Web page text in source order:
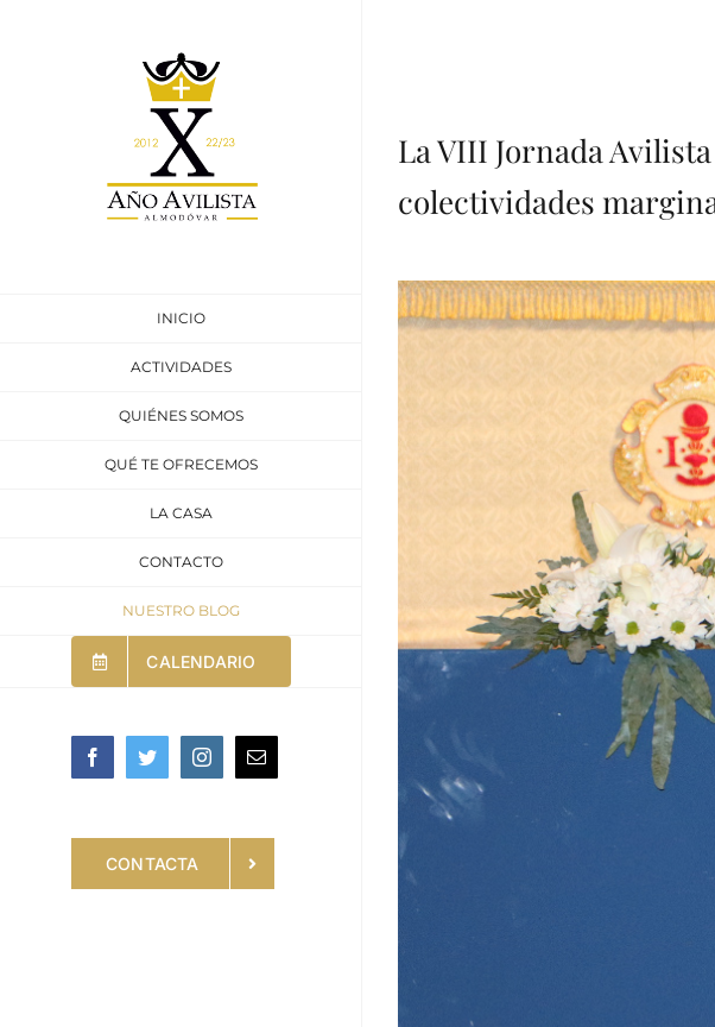
INICIO
ACTIVIDADES
QUIÉNES SOMOS
QUÉ TE OFRECEMOS
LA CASA
CONTACTO
NUESTRO BLOG
CALENDARIO
FacebookTwitterInstagramEmail
CONTACTA
La VIII Jornada
colectividades